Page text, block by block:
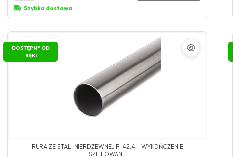
Szybka dostawa
DOSTĘPNY OD
RĘKI
RURA ZE STALI NIERDZEWNEJ FI 42,4 - WYKOŃCZENIE
SZLIFOWANE